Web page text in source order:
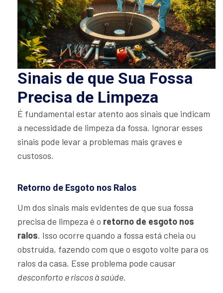
Sinais de que Sua Fossa
Precisa de Limpeza
É fundamental estar atento aos sinais que indicam
a necessidade de limpeza da fossa. Ignorar esses
sinais pode levar a problemas mais graves e
custosos.
Retorno de Esgoto nos Ralos
Um dos sinais mais evidentes de que sua fossa
precisa de limpeza é o retorno de esgoto nos
ralos. Isso ocorre quando a fossa está cheia ou
obstruída, fazendo com que o esgoto volte para os
ralos da casa. Esse problema pode causar
desconforto e riscos à saúde.